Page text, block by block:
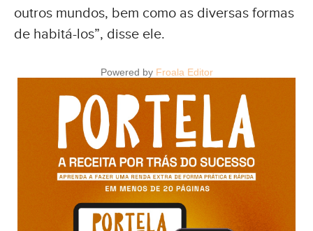
outros mundos, bem como as diversas formas
de habitá-los”, disse ele.
Powered by Froala Editor